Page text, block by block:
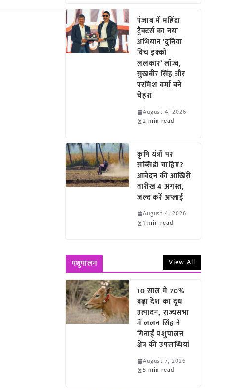
पंजाब में महिंद्रा
ट्रैक्टर्स का नया
अभियान ‘दुनिया
विच इक्को
ललकार’ लॉन्च,
सुखबीर सिंह और
परमिश वर्मा बने
चेहरा
August 4, 2026
2 min read
कृषि यंत्रों पर
सब्सिडी चाहिए?
आवेदन की आखिरी
तारीख 4 अगस्त,
जल्द करें अप्लाई
August 4, 2026
1 min read
पशुपालन View All
10 साल में 70%
बढ़ा देश का दूध
उत्पादन, राज्यसभा
में ललन सिंह ने
गिनाईं पशुपालन
क्षेत्र की उपलब्धियां
August 7, 2026
5 min read